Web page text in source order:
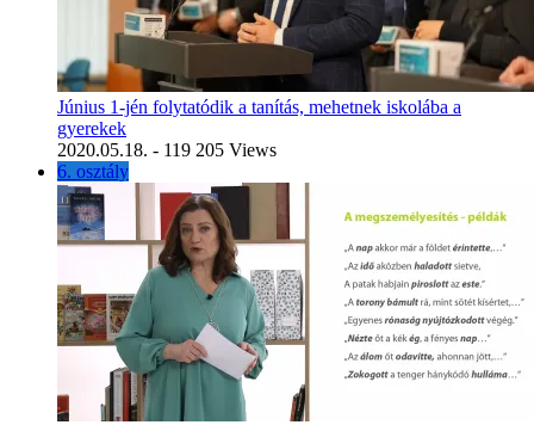
Június 1-jén folytatódik a tanítás, mehetnek iskolába a
gyerekek
2020.05.18. - 119 205 Views
6. osztály